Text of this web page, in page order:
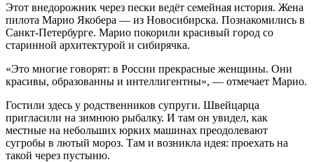
Этот внедорожник через пески ведёт семейная история. Жена
пилота Марио Якобера — из Новосибирска. Познакомились в
Санкт-Петербурге. Марио покорили красивый город со
старинной архитектурой и сибирячка.
«Это многие говорят: в России прекрасные женщины. Они
красивы, образованны и интеллигентны», — отмечает Марио.
Гостили здесь у родственников супруги. Швейцарца
пригласили на зимнюю рыбалку. И там он увидел, как
местные на небольших юрких машинах преодолевают
сугробы в лютый мороз. Там и возникла идея: проехать на
такой через пустыню.